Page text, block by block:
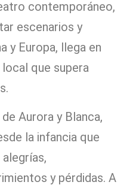
contemporáneo,
escenarios y
y Europa, llega en
que supera
Aurora y Blanca,
la infancia que
y pérdidas. A